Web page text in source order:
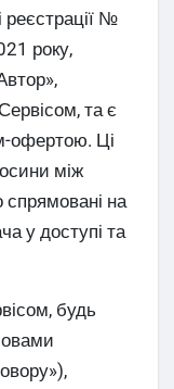
реєстрації №
року,
та є
офертою. Ці
між
на
у доступі та
будь